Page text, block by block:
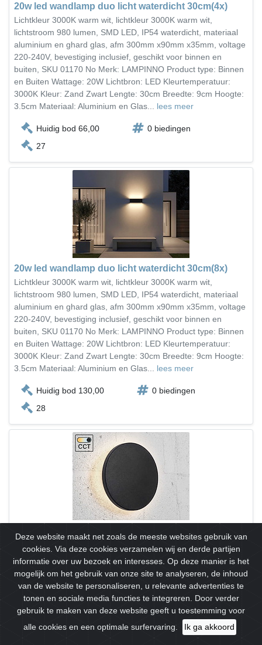
20w led wandlamp duo licht waterdicht 30cm(4x)
Lichtkleur 3000K warm wit, lichtkleur 3000K warm wit,
lichtstroom 980 lumen, SMD LED, IP54 waterdicht, materiaal
aluminium en ghard glas, afm 300mm x90mm x35mm, voltage
220-240V, bevestiging inclusief, geschikt voor binnen en
buiten, SKU 01170 No Merk: LAMPINNO Product type: Binnen
en Buiten Wattage: 20W Lichtbron: LED Kleurtemperatuur:
3000K Kleur: Zand Zwart Lengte: 30cm Breedte: 9cm Hoogte:
3.5cm Materiaal: Aluminium en Glas... lees meer
Huidig bod 66,00
0 biedingen
27
20w led wandlamp duo licht waterdicht 30cm(8x)
Lichtkleur 3000K warm wit, lichtkleur 3000K warm wit,
lichtstroom 980 lumen, SMD LED, IP54 waterdicht, materiaal
aluminium en ghard glas, afm 300mm x90mm x35mm, voltage
220-240V, bevestiging inclusief, geschikt voor binnen en
buiten, SKU 01170 No Merk: LAMPINNO Product type: Binnen
en Buiten Wattage: 20W Lichtbron: LED Kleurtemperatuur:
3000K Kleur: Zand Zwart Lengte: 30cm Breedte: 9cm Hoogte:
3.5cm Materiaal: Aluminium en Glas... lees meer
Huidig bod 130,00
0 biedingen
28
wit(4x)
Lichtkleur 3000K warm wit, lichtstroom 790 lumen, SMD LED,
IP54 spatwaterdicht, materiaal aluminium en PC, afm Ø
200mm x 35mm, voltage 220-240V, levensduur 20000 uur,
bevestiging inclusief, geschikt voor binnen en buiten, SKU
01210 No Merk: LAMPINNO Product type: Binnen en Buiten
Wattage: 7.5W Lichtbron: LED Kleurtemperatuur: 3000K Kleur:
Zand Zwart Breedte: 20cm Hoogte: 3.5cm Materiaal:
Deze website maakt net zoals de meeste websites gebruik van
cookies. Via deze cookies verzamelen wij en derde partijen
informatie over uw bezoek en interesses. Op deze manier is het
mogelijk om het gebruik van onze site te analyseren, de inhoud
van de website te personaliseren, u relevante advertenties te
tonen en sociale media functies te integreren. Door verder
gebruik te maken van deze website geeft u toestemming voor
alle cookies en een optimale surfervaring.
Ik ga akkoord